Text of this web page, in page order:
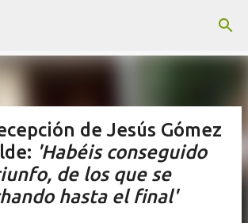
de Jesús Gómez
'Habéis conseguido
de los que se
hasta el final'